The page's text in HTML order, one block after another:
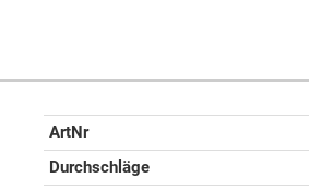
ArtNr
Durchschläge